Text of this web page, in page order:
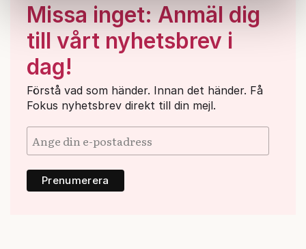
information som du har tillhandahållit eller som de har
samlat in när du har använt deras tjänster.
Om du vill läsa mer om hur vi hanterar personuppgifter
kan du göra det
Missa inget: Anmäl dig
till vårt nyhetsbrev i
dag!
Förstå vad som händer. Innan det händer. Få
Fokus nyhetsbrev direkt till din mejl.